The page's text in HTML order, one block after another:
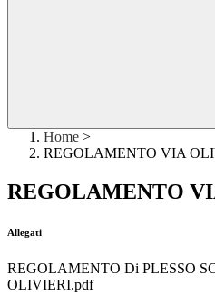
Home >
REGOLAMENTO VIA
REGOLAMENTO
Allegati
REGOLAMENTO Di PLESSO
OLIVIERI.pdf